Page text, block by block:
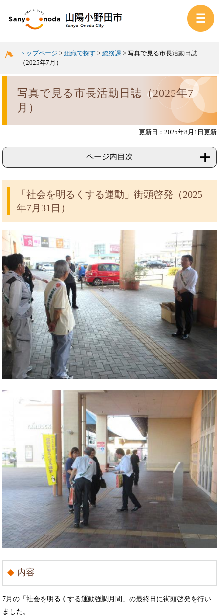
トップページ > 組織で探す > 総務課 > 写真で見る市長活動日誌
（2025年7月）
写真で見る市長活動日誌（2025年7
月）
更新日：2025年8月1日更新
ページ内目次
「社会を明るくする運動」街頭啓発（2025
年7月31日）
内容
7月の「社会を明るくする運動強調月間」の最終日に街頭啓発を行い
ました。